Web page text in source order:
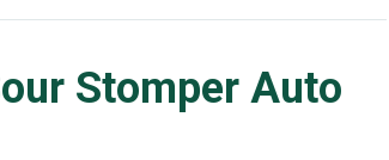
Stomper Auto